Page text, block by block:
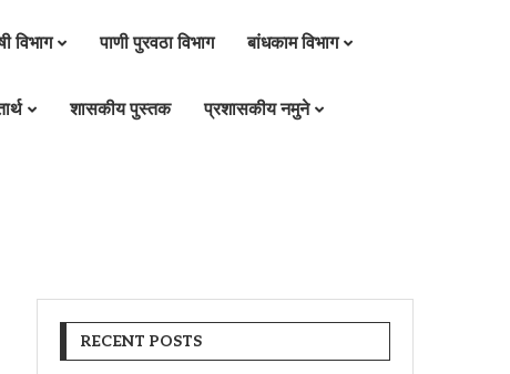
विभाग पाणी पुरवठा विभाग बांधकाम विभाग
शासकीय पुस्तक प्रशासकीय नमुने
RECENT POSTS